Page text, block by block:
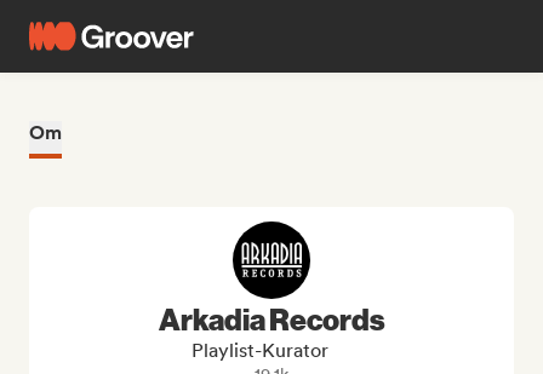
Om
Arkadia Records
Playlist-Kurator